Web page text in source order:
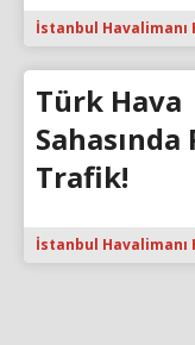
İstanbul Havalimanı
Türk Hava
Sahasında
Trafik!
İstanbul Havalimanı